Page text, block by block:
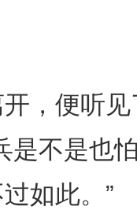
便听见
是不是也
如此。”